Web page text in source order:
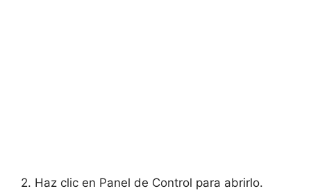
2. Haz clic en Panel de Control para abrirlo.